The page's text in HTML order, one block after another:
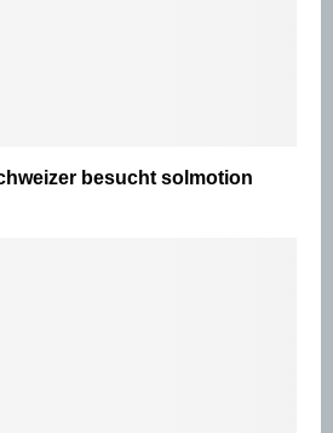
besucht solmotion